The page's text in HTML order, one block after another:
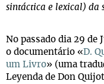
sintáctica e lexical) da
No passado dia 29 de
o documentário «D.
um Livro» (uma
Leyenda de Don